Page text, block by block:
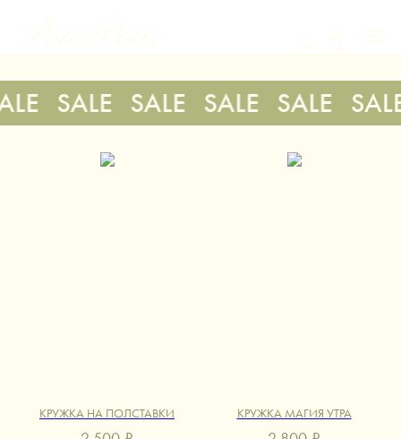
SALE SALE SALE SALE SALE
КРУЖКА НА ПОЛСТАВКИ КРУЖКА МАГИЯ УТРА